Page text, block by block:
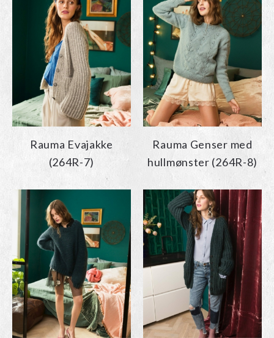
Rauma Evajakke
(264R-7)
Rauma Genser med
hullmønster (264R-8)